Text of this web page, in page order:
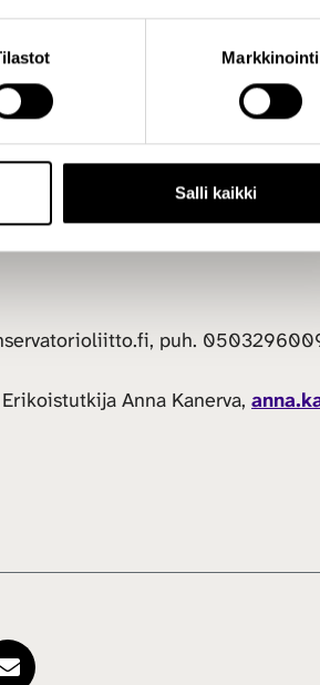
Markkinointi
Salli kaikki
puh.
Anna Kanerva,